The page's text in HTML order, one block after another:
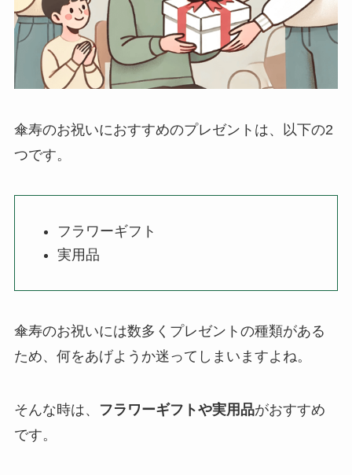
傘寿のお祝いにおすすめのプレゼントは、以下の2
つです。
フラワーギフト
実用品
傘寿のお祝いには数多くプレゼントの種類がある
ため、何をあげようか迷ってしまいますよね。
そんな時は、 フラワーギフトや実用品がおすすめ
です。